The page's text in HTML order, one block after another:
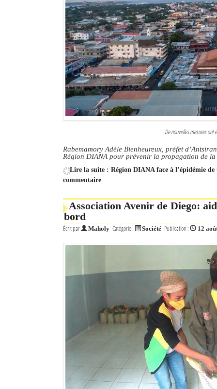
De nouvelles mesures ont
Rabemamory Adèle Bienheureux, préfet
Région DIANA pour prévenir la propagation de
Lire la suite : Région DIANA face à l’épidémie
commentaire
Association Avenir de Diego:
bord
Écrit par Maholy Catégorie : Société Publication : 12